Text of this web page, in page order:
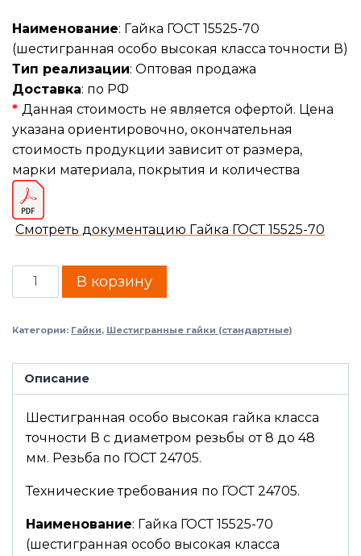
Наименование: Гайка ГОСТ 15525-70
(шестигранная особо высокая класса точности В)
Тип реализации: Оптовая продажа
Доставка: по РФ
* Данная стоимость не является офертой. Цена
указана ориентировочно, окончательная
стоимость продукции зависит от размера,
марки материала, покрытия и количества
Смотреть документацию Гайка ГОСТ 15525-70
В корзину
Категории: Гайки, Шестигранные гайки (стандартные)
Описание
Шестигранная особо высокая гайка класса
точности В с диаметром резьбы от 8 до 48
мм. Резьба по ГОСТ 24705.
Технические требования по ГОСТ 24705.
Наименование: Гайка ГОСТ 15525-70
(шестигранная особо высокая класса